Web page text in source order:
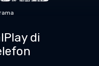
di